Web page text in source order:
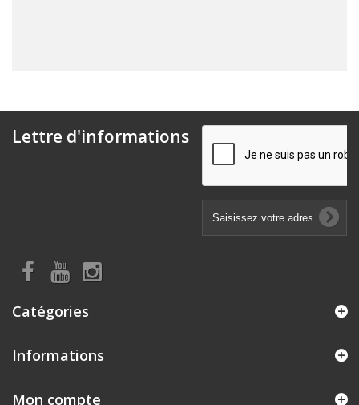
Lettre d'informations
Catégories
Informations
Mon compte